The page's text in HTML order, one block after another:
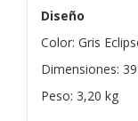
Diseño
Color: Gris
Dimensiones:
Peso: 3,20 kg